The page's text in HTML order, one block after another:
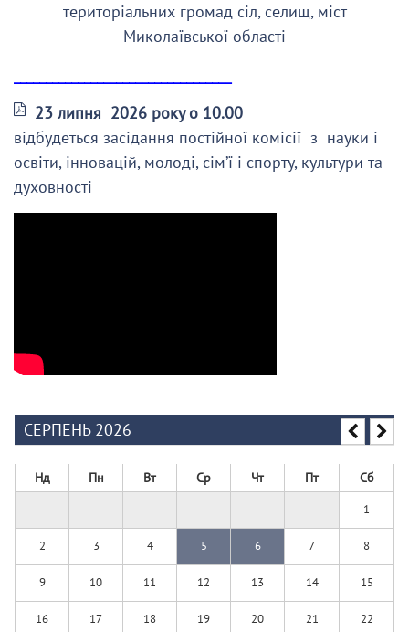
територіальних громад сіл, селищ, міст
Миколаївської області
23 липня 2026 року о 10.00
відбудеться засідання постійної комісії з науки і
освіти, інновацій, молоді, сім’ї і спорту, культури та
духовності
СЕРПЕНЬ 2026
Нд Пн Вт Ср Чт Пт Сб
1
2 3 4 5 6 7 8
9 10 11 12 13 14 15
16 17 18 19 20 21 22